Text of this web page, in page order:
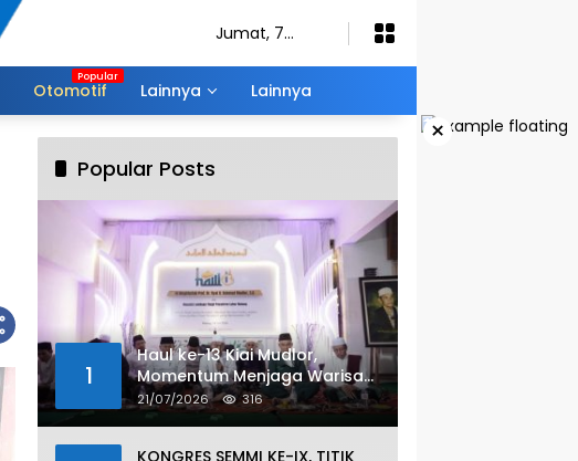
Jumat, 7
Otomotif Lainnya Lainnya
×
Popular Posts
1
Haul ke-13 Kiai Mudlor,
Momentum Menjaga Warisan
Nilai Ulama
21/07/2026 316
KONGRES SEMMI KE-IX, TITIK